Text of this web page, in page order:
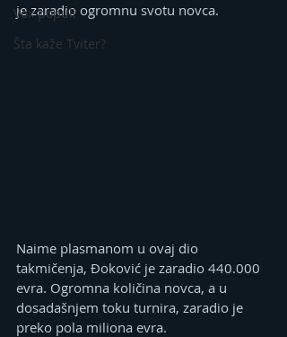
Vox populi
Šta kaže Tviter?
je zaradio ogromnu svotu novca.
Naime plasmanom u ovaj dio
takmičenja, Đoković je zaradio 440.000
evra. Ogromna količina novca, a u
dosadašnjem toku turnira, zaradio je
preko pola miliona evra.